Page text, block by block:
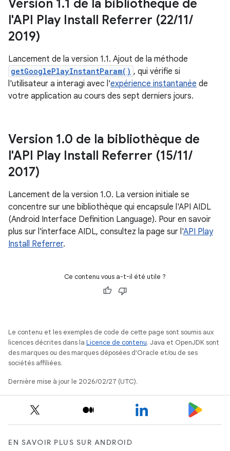
Version 1.1 de la bibliothèque de
l'API Play Install Referrer (22/11/
2019)
Lancement de la version 1.1. Ajout de la méthode
getGooglePlayInstantParam() , qui vérifie si
l'utilisateur a interagi avec l'expérience instantanée de
votre application au cours des sept derniers jours.
Version 1.0 de la bibliothèque de
l'API Play Install Referrer (15/11/
2017)
Lancement de la version 1.0. La version initiale se
concentre sur une bibliothèque qui encapsule l'API AIDL
(Android Interface Definition Language). Pour en savoir
plus sur l'interface AIDL, consultez la page sur l'API Play
Install Referrer.
Ce contenu vous a-t-il été utile ?
Le contenu et les exemples de code de cette page sont soumis aux
licences décrites dans la Licence de contenu. Java et OpenJDK sont
des marques ou des marques déposées d'Oracle et/ou de ses
sociétés affiliées.
Dernière mise à jour le 2026/02/27 (UTC).
EN SAVOIR PLUS SUR ANDROID